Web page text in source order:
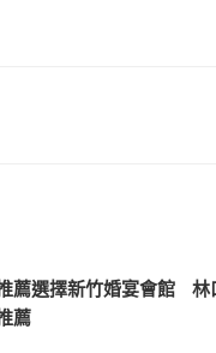
薦選擇新竹婚宴會館
薦
林